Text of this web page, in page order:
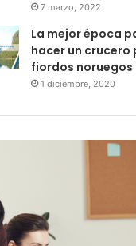
7 marzo, 2022
La mejor época
hacer un crucero
fiordos noruegos
1 diciembre, 2020